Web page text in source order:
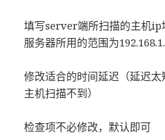
填写server端所扫描的主机ip
服务器所用的范围为
修改适合的时间延迟（延迟
主机扫描不到）
检查项不必修改，默认即可